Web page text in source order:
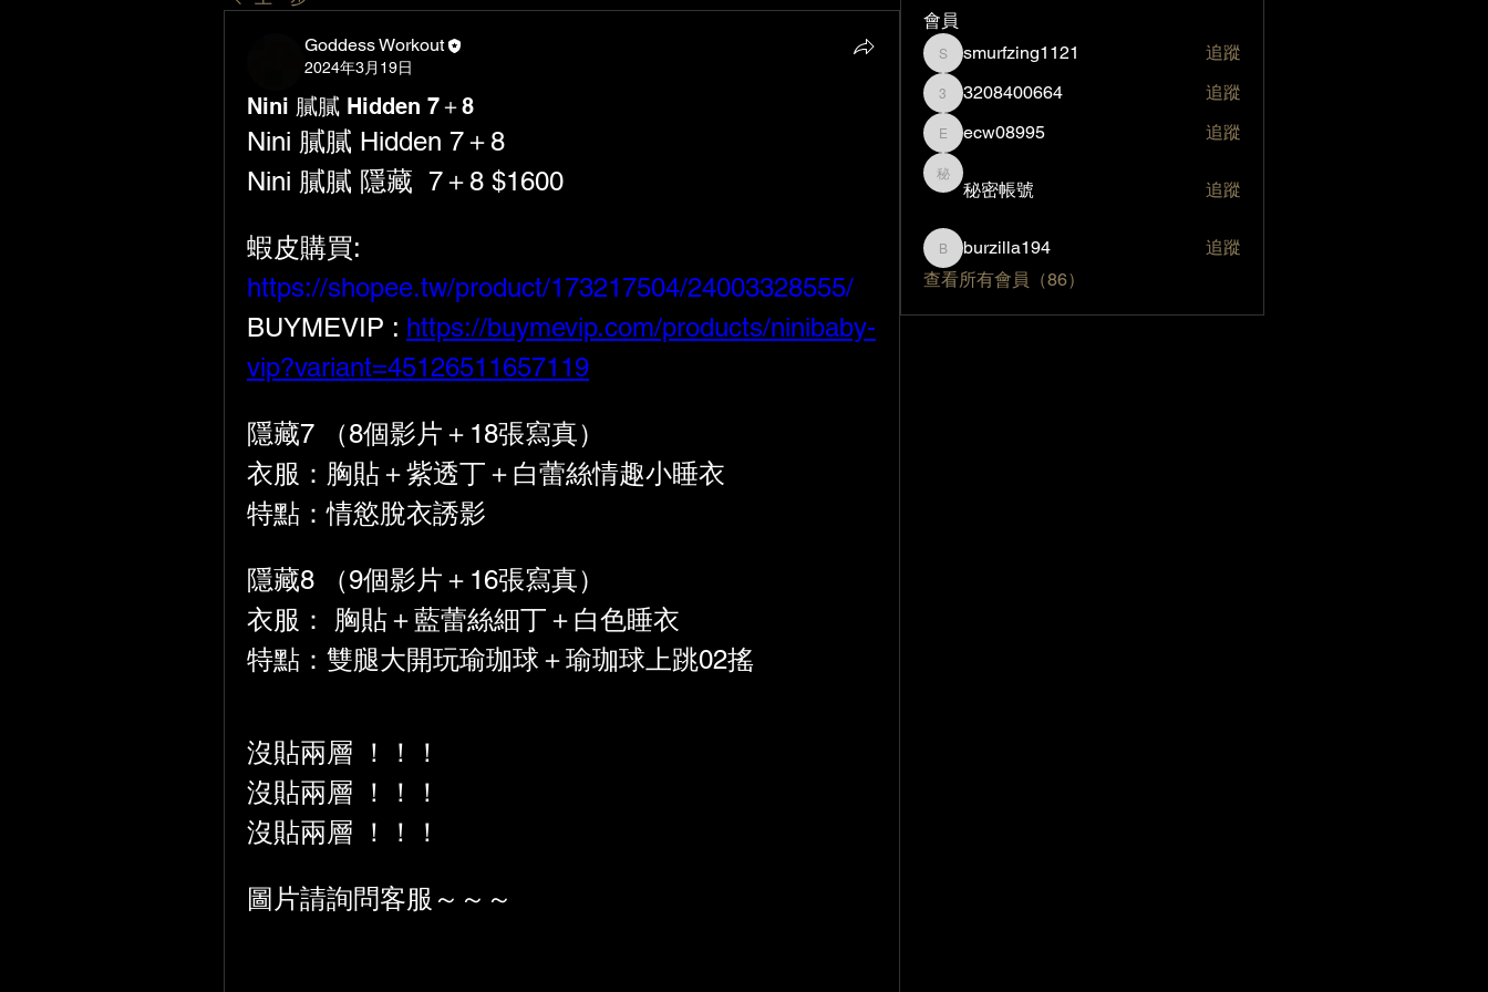
Goddess Workout
2024年3月19日
Nini 膩膩 Hidden 7＋8
Nini 膩膩 Hidden 7＋8
Nini 膩膩 隱藏  7＋8 $1600
https://shopee.tw/product/173217504/24003328555/
BUYMEVIP : https://buymevip.com/products/ninibaby-
vip?variant=45126511657119
隱藏7 （8個影片＋18張寫真）
衣服：胸貼＋紫透丁＋白蕾絲情趣小睡衣
特點：情慾脫衣誘影
隱藏8 （9個影片＋16張寫真）
衣服： 胸貼＋藍蕾絲細丁＋白色睡衣
特點：雙腿大開玩瑜珈球＋瑜珈球上跳02搖
沒貼兩層 ！！！
沒貼兩層 ！！！
沒貼兩層 ！！！
圖片請詢問客服～～～
會員
smurfzing1121
smurfzing1121 追蹤
3208400664
3208400664 追蹤
ecw08995
ecw08995 追蹤
秘密帳號
秘密帳號 追蹤
burzilla194
burzilla194
追蹤
查看所有會員（86）